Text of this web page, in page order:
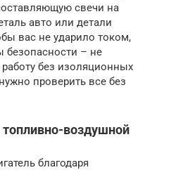
свечи на
авто или детали
вас не ударило током,
безопасности – не
без изоляционных
проверить все без
воздушной
благодаря